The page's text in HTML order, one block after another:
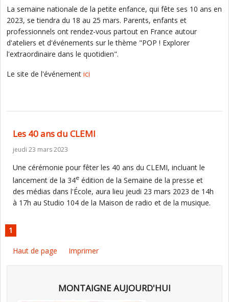
La semaine nationale de la petite enfance, qui fête ses 10 ans en
2023, se tiendra du 18 au 25 mars. Parents, enfants et
professionnels ont rendez-vous partout en France autour
d'ateliers et d'événements sur le thème "POP ! Explorer
l'extraordinaire dans le quotidien".
Le site de l'événement ici
Les 40 ans du CLEMI
jeudi 23 mars 2023
Une cérémonie pour fêter les 40 ans du CLEMI, incluant le
lancement de la 34e édition de la Semaine de la presse et
des médias dans l'École, aura lieu jeudi 23 mars 2023 de 14h
à 17h au Studio 104 de la Maison de radio et de la musique.
1
Haut de page Imprimer
MONTAIGNE AUJOURD'HUI